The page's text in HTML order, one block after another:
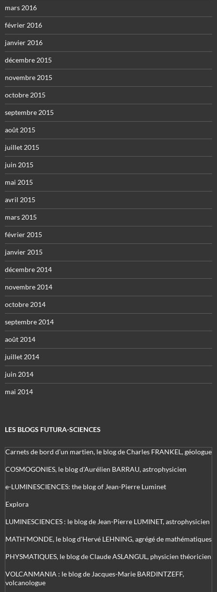
mars 2016
février 2016
janvier 2016
décembre 2015
novembre 2015
octobre 2015
septembre 2015
août 2015
juillet 2015
juin 2015
mai 2015
avril 2015
mars 2015
février 2015
janvier 2015
décembre 2014
novembre 2014
octobre 2014
septembre 2014
août 2014
juillet 2014
juin 2014
mai 2014
LES BLOGS FUTURA-SCIENCES
Carnets de bord d’un martien, le blog de Charles FRANKEL, géologue
COSMOGONIES, le blog d'Aurélien BARRAU, astrophysicien
e-LUMINESCIENCES: the blog of Jean-Pierre Luminet
Explora
LUMINESCIENCES : le blog de Jean-Pierre LUMINET, astrophysicien
MATH'MONDE, le blog d'Hervé LEHNING, agrégé de mathématiques
PHYSMATIQUES, le blog de Claude ASLANGUL, physicien théoricien
VOLCANMANIA : le blog de Jacques-Marie BARDINTZEFF,
volcanologue